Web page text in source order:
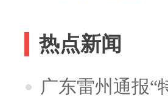
热点新闻
广东雷州通报“